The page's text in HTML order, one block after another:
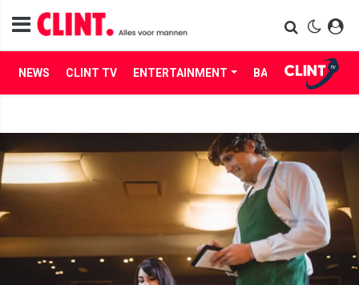
NEWS CLINT TV ENTERTAINMENT BABES LIFE